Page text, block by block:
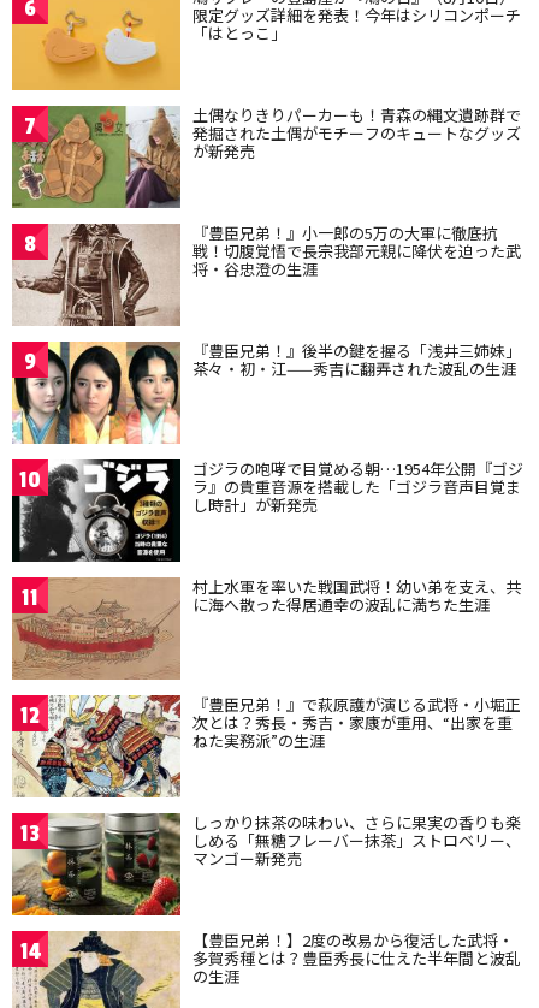
6 限定グッズ詳細を発表！今年はシリコンポーチ
「はとっこ」
7 土偶なりきりパーカーも！青森の縄文遺跡群で
発掘された土偶がモチーフのキュートなグッズ
が新発売
8 『豊臣兄弟！』小一郎の5万の大軍に徹底抗
戦！切腹覚悟で長宗我部元親に降伏を迫った武
将・谷忠澄の生涯
9 『豊臣兄弟！』後半の鍵を握る「浅井三姉妹」
茶々・初・江——秀吉に翻弄された波乱の生涯
10 ゴジラの咆哮で目覚める朝…1954年公開『ゴジ
ラ』の貴重音源を搭載した「ゴジラ音声目覚ま
し時計」が新発売
11 村上水軍を率いた戦国武将！幼い弟を支え、共
に海へ散った得居通幸の波乱に満ちた生涯
12 『豊臣兄弟！』で萩原護が演じる武将・小堀正
次とは？秀長・秀吉・家康が重用、“出家を重
ねた実務派”の生涯
13 しっかり抹茶の味わい、さらに果実の香りも楽
しめる「無糖フレーバー抹茶」ストロベリー、
マンゴー新発売
14 【豊臣兄弟！】2度の改易から復活した武将・
多賀秀種とは？豊臣秀長に仕えた半年間と波乱
の生涯